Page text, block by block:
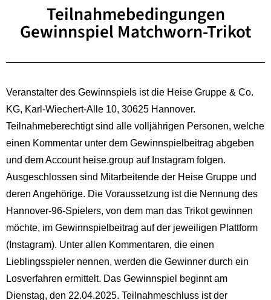
Teilnahmebedingungen
Gewinnspiel Matchworn-Trikot
Veranstalter des Gewinnspiels ist die Heise Gruppe & Co.
KG, Karl-Wiechert-Alle 10, 30625 Hannover.
Teilnahmeberechtigt sind alle volljährigen Personen, welche
einen Kommentar unter dem Gewinnspielbeitrag abgeben
und dem Account heise.group auf Instagram folgen.
Ausgeschlossen sind Mitarbeitende der Heise Gruppe und
deren Angehörige. Die Voraussetzung ist die Nennung des
Hannover-96-Spielers, von dem man das Trikot gewinnen
möchte, im Gewinnspielbeitrag auf der jeweiligen Plattform
(Instagram). Unter allen Kommentaren, die einen
Lieblingsspieler nennen, werden die Gewinner durch ein
Losverfahren ermittelt. Das Gewinnspiel beginnt am
Dienstag, den 22.04.2025. Teilnahmeschluss ist der